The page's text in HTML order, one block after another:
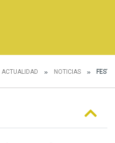
ACTUALIDAD NOTICIAS